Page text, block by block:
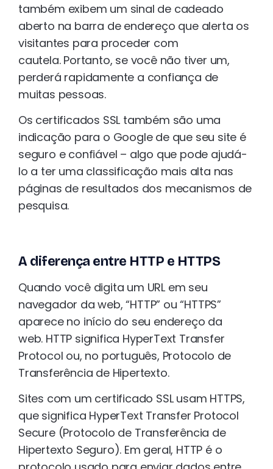
também exibem um sinal de cadeado
aberto na barra de endereço que alerta os
visitantes para proceder com
cautela. Portanto, se você não tiver um,
perderá rapidamente a confiança de
muitas pessoas.
Os certificados SSL também são uma
indicação para o Google de que seu site é
seguro e confiável – algo que pode ajudá-
lo a ter uma classificação mais alta nas
páginas de resultados dos mecanismos de
pesquisa.
A diferença entre HTTP e HTTPS
Quando você digita um URL em seu
navegador da web, “HTTP” ou “HTTPS”
aparece no início do seu endereço da
web. HTTP significa HyperText Transfer
Protocol ou, no português, Protocolo de
Transferência de Hipertexto.
Sites com um certificado SSL usam HTTPS,
que significa HyperText Transfer Protocol
Secure (Protocolo de Transferência de
Hipertexto Seguro). Em geral, HTTP é o